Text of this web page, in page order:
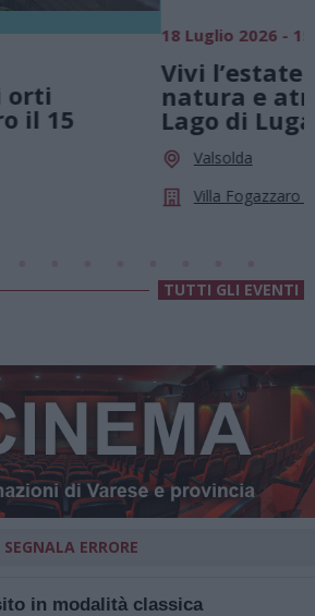
2026
Fogazzaro Roi. Tra
senza tempo sul
TUTTI GLI EVENTI
SEGNALA ERRORE
in modalità classica